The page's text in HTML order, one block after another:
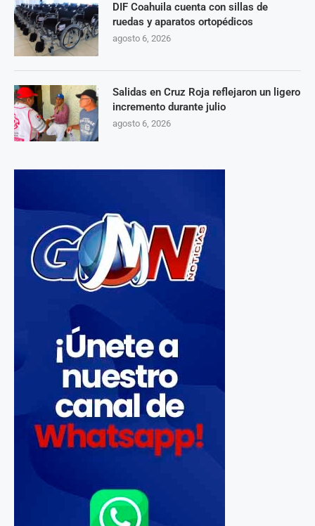
DIF Coahuila cuenta con sillas de
ruedas y aparatos ortopédicos
agosto 6, 2026
Salidas en Cruz Roja reflejaron un ligero
incremento durante julio
agosto 6, 2026